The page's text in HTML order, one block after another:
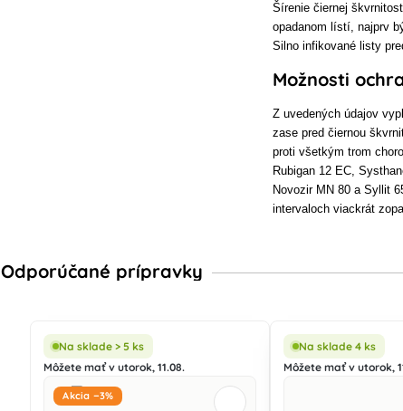
Šírenie čiernej
opadanom lístí, najprv
Silno infikované listy
Možnosti
Z uvedených údajov
zase pred čiernou
proti všetkým trom
Rubigan 12 EC,
Novozir MN 80 a Syllit
intervaloch viackrát
Odporúčané prípravky
Na sklade > 5 ks
Môžete mať v utorok, 11.08.
Akcia −3%
Na sklade 4 ks
Môžete mať v utorok,